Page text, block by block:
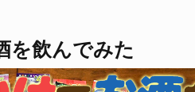
を飲んでみた